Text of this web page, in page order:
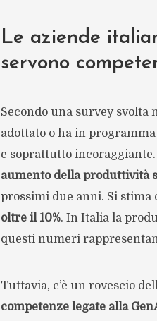
Le aziende
servono
Secondo una survey svolta
adottato o ha in
e soprattutto
aumento della produttività
prossimi due anni. Si stima
oltre il 10%. In Italia la
questi numeri
Tuttavia, c’è un rovescio
competenze legate alla